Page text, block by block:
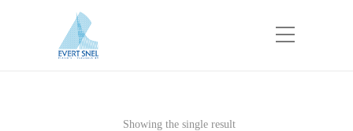
Showing the single result